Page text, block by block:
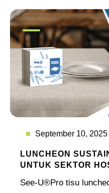
September 10, 2025
LUNCHEON
UNTUK SEKTOR
See-U®Pro tisu